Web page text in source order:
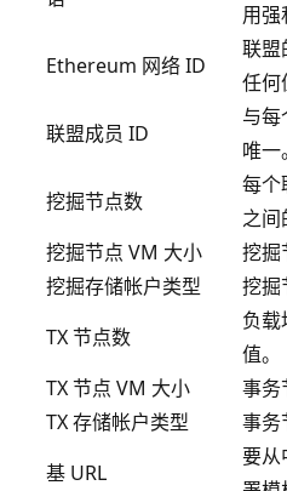
用强
Ethereum 网络 ID
联盟
任何
联盟成员 ID
与
唯一。
挖掘节点数
每个
之间
挖掘节点 VM 大小
挖掘
挖掘存储帐户类型
挖掘
TX 节点数
负载
值。
TX 节点 VM 大小
事务
TX 存储帐户类型
事务
基 URL
要从